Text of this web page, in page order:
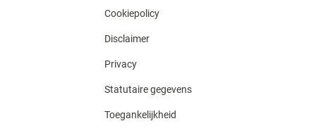
Cookiepolicy
Disclaimer
Privacy
Statutaire gegevens
Toegankelijkheid